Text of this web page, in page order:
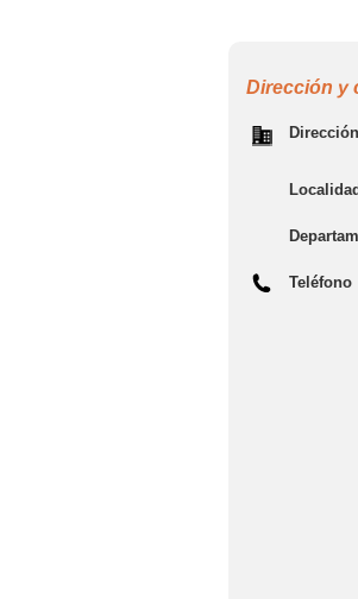
Dirección y
Dirección
Localidad
Teléfono